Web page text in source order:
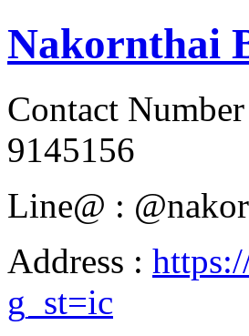
Nakornthai
Contact
9145156
Line@ :
Address :
g_st=ic